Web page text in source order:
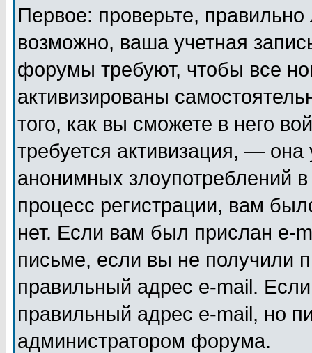
Первое: проверьте,
возможно, ваша учетная
форумы требуют, чтобы все
активизированы
того, как вы сможете в него
требуется активизация, —
анонимных злоупотреблений
процесс регистрации, вам
нет. Если вам был прислан e-
письме, если вы не получили
правильный адрес e-mail.
правильный адрес e-mail, но
администратором форума.